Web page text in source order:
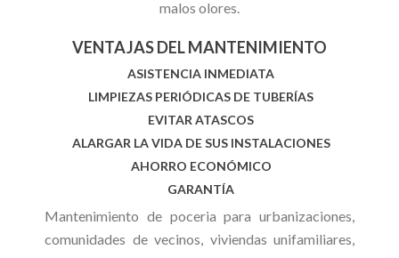
malos olores.
VENTAJAS DEL MANTENIMIENTO
ASISTENCIA INMEDIATA
LIMPIEZAS PERIÓDICAS DE TUBERÍAS
EVITAR ATASCOS
ALARGAR LA VIDA DE SUS INSTALACIONES
AHORRO ECONÓMICO
GARANTÍA
Mantenimiento de poceria para urbanizaciones,
comunidades de vecinos, viviendas unifamiliares,